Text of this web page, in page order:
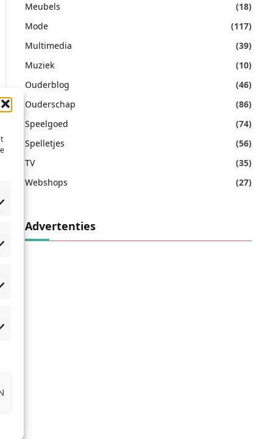
Meubels
(18)
Mode
(117)
Multimedia
(39)
Muziek
(10)
Ouderblog
(46)
Ouderschap
(86)
Speelgoed
(74)
Spelletjes
(56)
TV
(35)
Webshops
(27)
Advertenties